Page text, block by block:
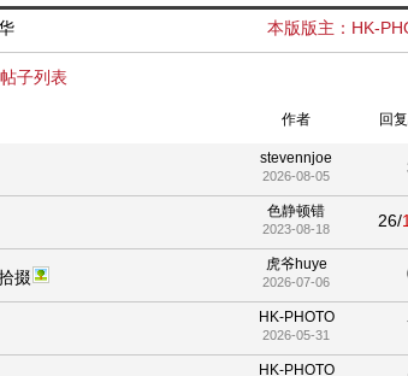
本版版主： HK-
子列表
回
作者
stevennjoe
2026-08-05
26/
色静顿错
2023-08-18
虎爷huye
2026-07-06
掇
HK-PHOTO
2026-05-31
HK-PHOTO